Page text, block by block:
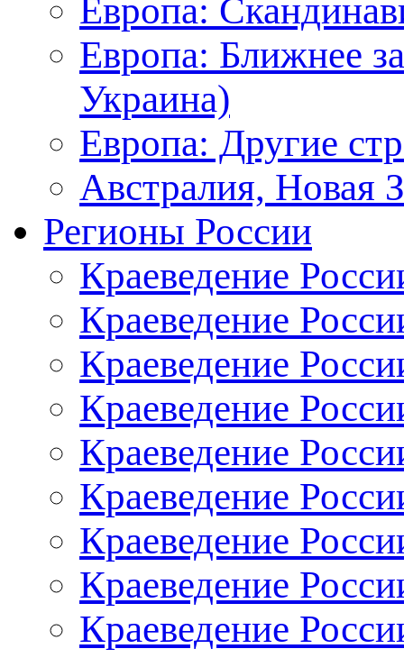
Европа:
Европа: Ближнее
Украина)
Европа: Другие
Австралия, Новая
Регионы России
Краеведение
Краеведение
Краеведение
Краеведение
Краеведение
Краеведение
Краеведение
Краеведение
Краеведение